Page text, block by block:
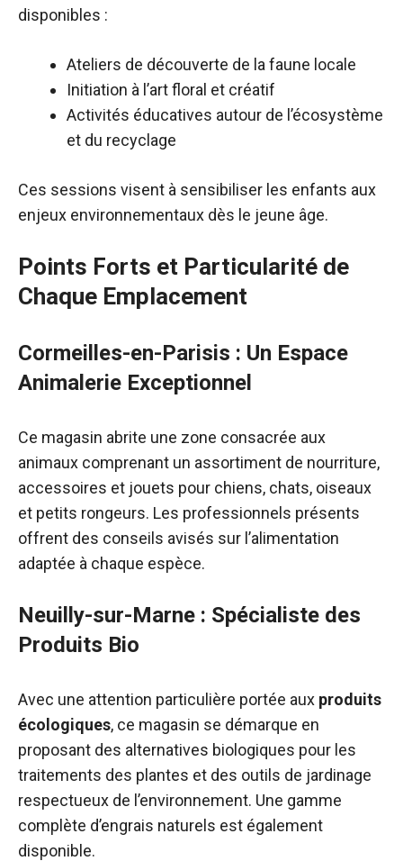
disponibles :
Ateliers de découverte de la faune locale
Initiation à l’art floral et créatif
Activités éducatives autour de l’écosystème
et du recyclage
Ces sessions visent à sensibiliser les enfants aux
enjeux environnementaux dès le jeune âge.
Points Forts et Particularité de
Chaque Emplacement
Cormeilles-en-Parisis : Un Espace
Animalerie Exceptionnel
Ce magasin abrite une zone consacrée aux
animaux comprenant un assortiment de nourriture,
accessoires et jouets pour chiens, chats, oiseaux
et petits rongeurs. Les professionnels présents
offrent des conseils avisés sur l’alimentation
adaptée à chaque espèce.
Neuilly-sur-Marne : Spécialiste des
Produits Bio
Avec une attention particulière portée aux produits
écologiques, ce magasin se démarque en
proposant des alternatives biologiques pour les
traitements des plantes et des outils de jardinage
respectueux de l’environnement. Une gamme
complète d’engrais naturels est également
disponible.